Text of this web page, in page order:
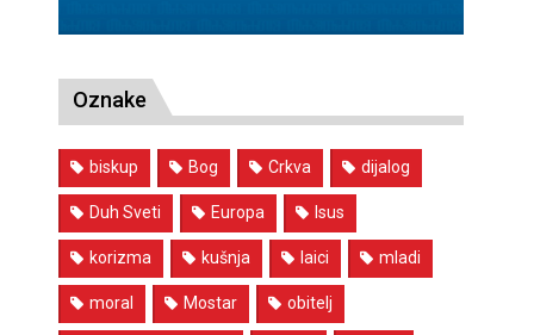
Oznake
biskup Bog Crkva dijalog
Duh Sveti Europa Isus
korizma kušnja laici mladi
moral Mostar obitelj